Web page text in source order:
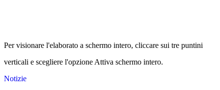
Per visionare l'elaborato a schermo intero, cliccare sui tre puntini
verticali e scegliere l'opzione Attiva schermo intero.
Notizie